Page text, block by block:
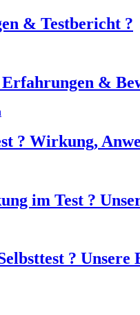
& Testbericht ?
&
? Wirkung,
im Test ?
? Unsere